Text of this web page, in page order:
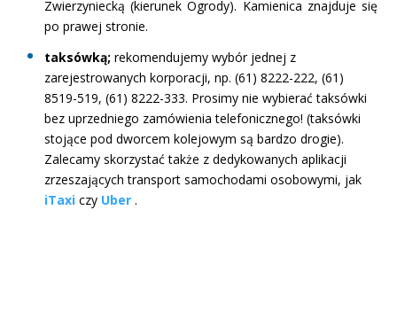
Zwierzyniecką (kierunek Ogrody). Kamienica znajduje się
po prawej stronie.
taksówką; rekomendujemy wybór jednej z
zarejestrowanych korporacji, np. (61) 8222-222, (61)
8519-519, (61) 8222-333. Prosimy nie wybierać taksówki
bez uprzedniego zamówienia telefonicznego! (taksówki
stojące pod dworcem kolejowym są bardzo drogie).
Zalecamy skorzystać także z dedykowanych aplikacji
zrzeszających transport samochodami osobowymi, jak
iTaxiczy Uber.